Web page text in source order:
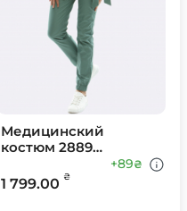
Медицинский
костюм 2889
1 799.00 ₴
+89₴